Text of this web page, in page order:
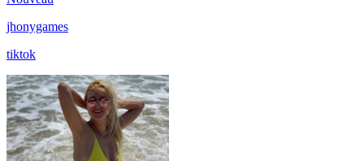
jhonygames
tiktok